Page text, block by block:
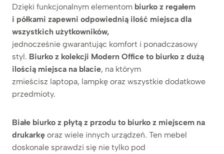
Dzięki funkcjonalnym elementom biurko z regałem
i półkami zapewni odpowiednią ilość miejsca dla
wszystkich użytkowników,
jednocześnie gwarantując komfort i ponadczasowy
styl. Biurko z kolekcji Modern Office to biurko z dużą
ilością miejsca na blacie, na którym
zmieścisz laptopa, lampkę oraz wszystkie dodatkowe
przedmioty.
Białe biurko z płytą z przodu to biurko z miejscem na
drukarkę oraz wiele innych urządzeń. Ten mebel
doskonale sprawdzi się nie tylko pod